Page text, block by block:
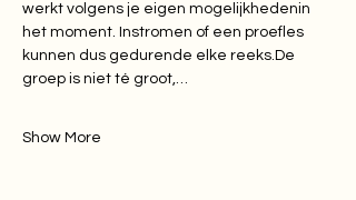
werkt volgens je eigen mogelijkhedenin
het moment. Instromen of een proefles
kunnen dus gedurende elke reeks.De
groep is niet té groot,…
Show More